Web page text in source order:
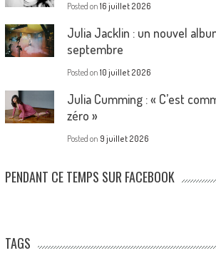
Posted on 16 juillet 2026
Julia Jacklin : un nouvel
septembre
Posted on 10 juillet 2026
Julia Cumming : « C’est
zéro »
Posted on 9 juillet 2026
PENDANT CE TEMPS SUR FACEBOOK
TAGS